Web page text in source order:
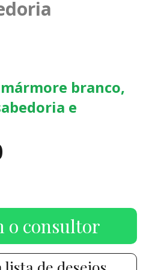
branco,
e
o consultor